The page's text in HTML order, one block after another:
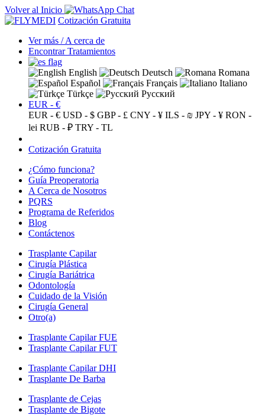
Volver al Inicio
Cotización Gratuita
Ver más / A cerca de
Encontrar Tratamientos
English Deutsch
Romana
Español
Français
Italiano
Türkçe
Русский
EUR - €
EUR - € USD - $ GBP - £ CNY - ¥ ILS - ₪ JPY - ¥ RON -
lei RUB - ₽ TRY - TL
Cotización Gratuita
¿Cómo funciona?
Guía Preoperatoria
A Cerca de Nosotros
PQRS
Programa de Referidos
Blog
Contáctenos
Trasplante Capilar
Cirugía Plástica
Cirugía Bariátrica
Odontología
Cuidado de la Visión
Cirugía General
Otro(a)
Trasplante Capilar FUE
Trasplante Capilar FUT
Trasplante Capilar DHI
Trasplante De Barba
Trasplante de Cejas
Trasplante de Bigote